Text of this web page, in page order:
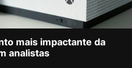
mais impactante da
analistas